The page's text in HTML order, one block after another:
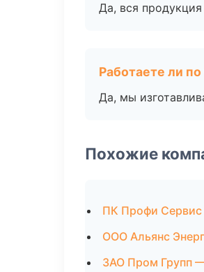
Да, вся
Работаете ли
Да, мы
Похожие
ПК Профи
ООО Альянс
ЗАО Пром Групп